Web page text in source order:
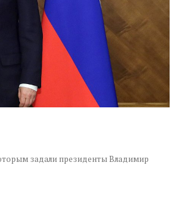
задали президенты Владимир